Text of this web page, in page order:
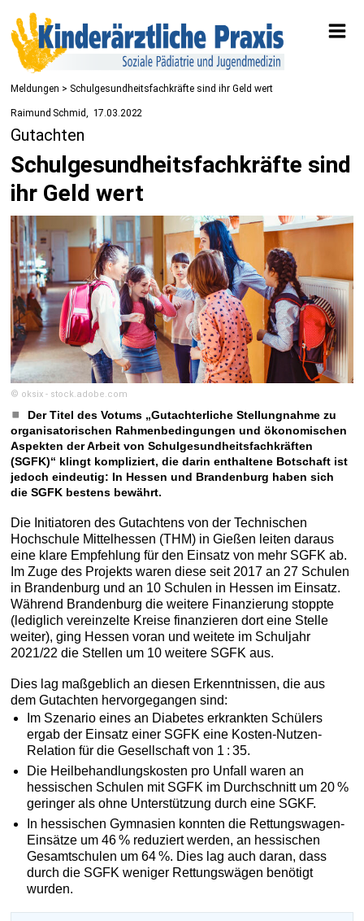
Meldungen > Schulgesundheitsfachkräfte sind ihr Geld wert
Raimund Schmid 17.03.2022
Gutachten
Schulgesundheitsfachkräfte sind
ihr Geld wert
© oksix - stock.adobe.com
Der Titel des Votums „Gutachterliche Stellungnahme zu
organisatorischen Rahmenbedingungen und ökonomischen
Aspekten der Arbeit von Schulgesundheitsfachkräften
(SGFK)“ klingt kompliziert, die darin enthaltene Botschaft ist
jedoch eindeutig: In Hessen und Brandenburg haben sich
die SGFK bestens bewährt.
Die Initiatoren des Gutachtens von der Technischen
Hochschule Mittelhessen (THM) in Gießen leiten daraus
eine klare Empfehlung für den Einsatz von mehr SGFK ab.
Im Zuge des Projekts waren diese seit 2017 an 27 Schulen
in Brandenburg und an 10 Schulen in Hessen im Einsatz.
Während Brandenburg die weitere Finanzierung stoppte
(lediglich vereinzelte Kreise finanzieren dort eine Stelle
weiter), ging Hessen voran und weitete im Schuljahr
2021/22 die Stellen um 10 weitere SGFK aus.
Dies lag maßgeblich an diesen Erkenntnissen, die aus
dem Gutachten hervorgegangen sind:
Im Szenario eines an Diabetes erkrankten Schülers
ergab der Einsatz einer SGFK eine Kosten-Nutzen-
Relation für die Gesellschaft von 1 : 35.
Die Heilbehandlungskosten pro Unfall waren an
hessischen Schulen mit SGFK im Durchschnitt um 20 %
geringer als ohne Unterstützung durch eine SGKF.
In hessischen Gymnasien konnten die Rettungswagen-
Einsätze um 46 % reduziert werden, an hessischen
Gesamtschulen um 64 %. Dies lag auch daran, dass
durch die SGFK weniger Rettungswägen benötigt
wurden.